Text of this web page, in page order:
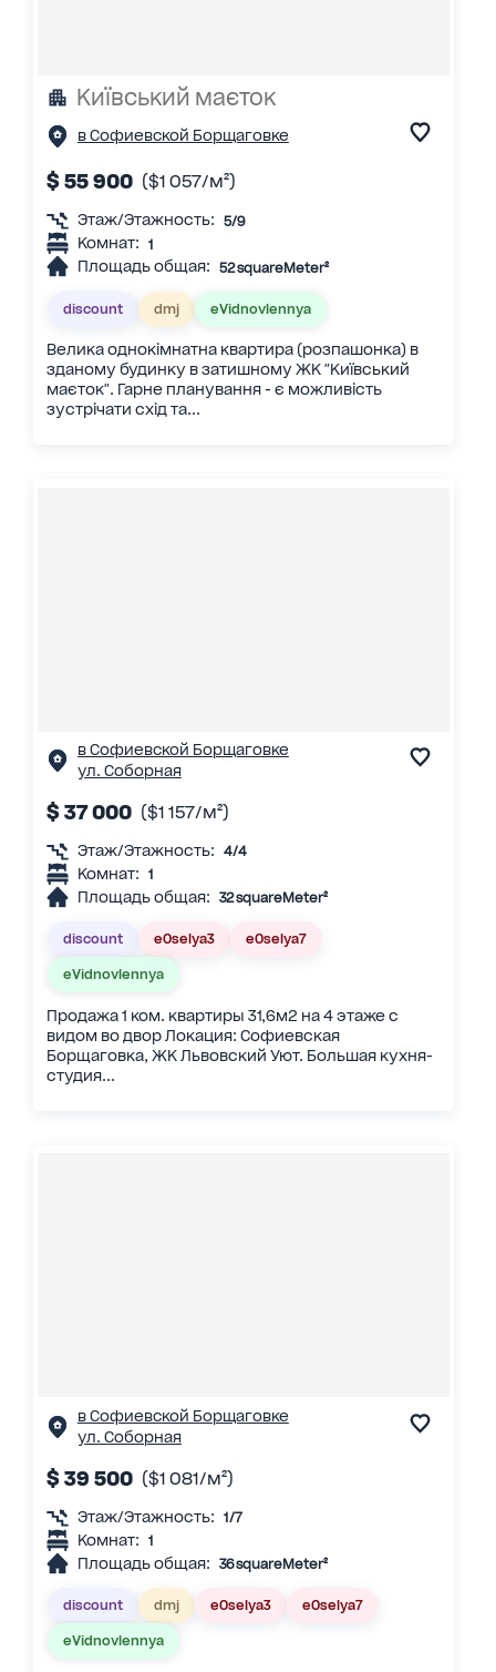
Київський маєток
в Софиевской Борщаговке
$ 55 900 ($1 057/м²)
Этаж/Этажность: 5/9
Комнат: 1
Площадь общая: 52 squareMeter²
discount dmj eVidnovlennya
Велика однокімнатна квартира (розпашонка) в
зданому будинку в затишному ЖК "Київський
маєток". Гарне планування - є можливість
зустрічати схід та...
в Софиевской Борщаговке
ул. Соборная
$ 37 000 ($1 157/м²)
Этаж/Этажность: 4/4
Комнат: 1
Площадь общая: 32 squareMeter²
discount eOselya3 eOselya7
eVidnovlennya
Продажа 1 ком. квартиры 31,6м2 на 4 этаже с
видом во двор Локация: Софиевская
Борщаговка, ЖК Львовский Уют. Большая кухня-
студия...
в Софиевской Борщаговке
ул. Соборная
$ 39 500 ($1 081/м²)
Этаж/Этажность: 1/7
Комнат: 1
Площадь общая: 36 squareMeter²
discount dmj eOselya3 eOselya7
eVidnovlennya